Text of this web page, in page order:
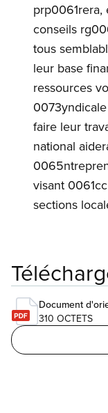
prp0061rera,
conseils
tous
leur base
ressources
faire leur
national
visant
sections
Document
310 OCTETS